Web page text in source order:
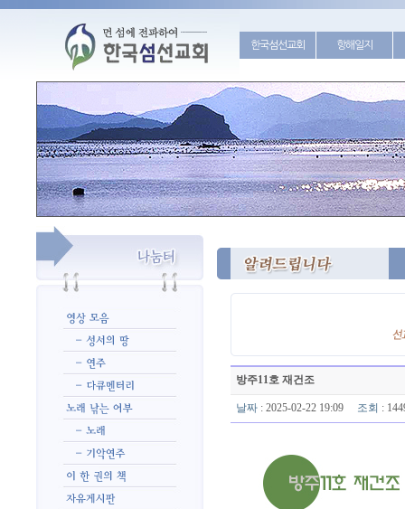
한국섬선교회 항해일지
방주11호 재건조
날짜 : 2025-02-22 19:09 조회 :